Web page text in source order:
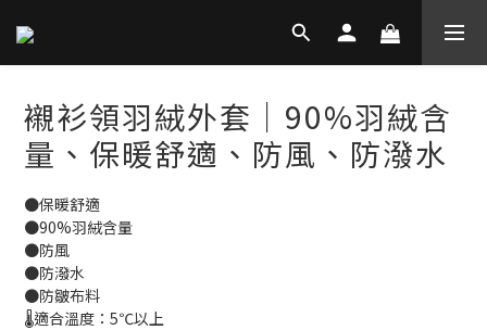
襯衫領羽絨外套│90%羽絨含
量、保暖舒適、防風、防潑水
●保暖舒適
●90%羽絨含量
●防風
●防潑水
●防皺布料
🌡適合溫度：5℃以上